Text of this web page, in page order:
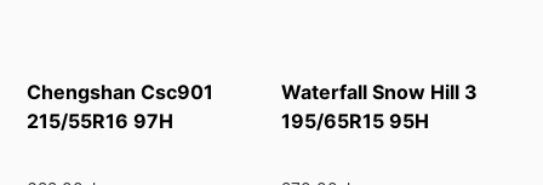
Chengshan Csc901
215/55R16 97H
Waterfall Snow Hill 3
195/65R15 95H